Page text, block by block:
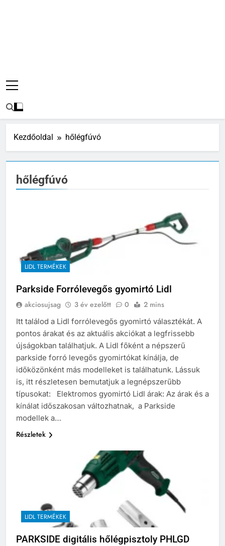
Kezdőoldal hőlégfúvó
hőlégfúvó
LIDL TERMÉKEK
Parkside Forrólevegős gyomirtó Lidl
akciosujsag 3 év ezelőtt 0 2 mins
Itt találod a Lidl forrólevegős gyomirtó választékát. A
pontos árakat és az aktuális akciókat a legfrissebb
újságokban találhatjuk. A Lidl főként a népszerű
parkside forró levegős gyomirtókat kínálja, de
időközönként más modelleket is találhatunk. Lássuk
is, itt részletesen bemutatjuk a legnépszerűbb
típusokat: Elektromos gyomirtó Lidl árak: Az árak és a
kínálat időszakosan változhatnak, a Parkside
modellek a…
Részletek
LIDL TERMÉKEK
PARKSIDE digitális hőlégpisztoly PHLGD